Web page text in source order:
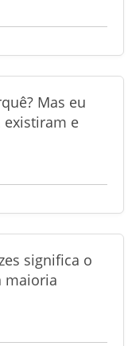
Mas eu
existiram e
significa o
maioria